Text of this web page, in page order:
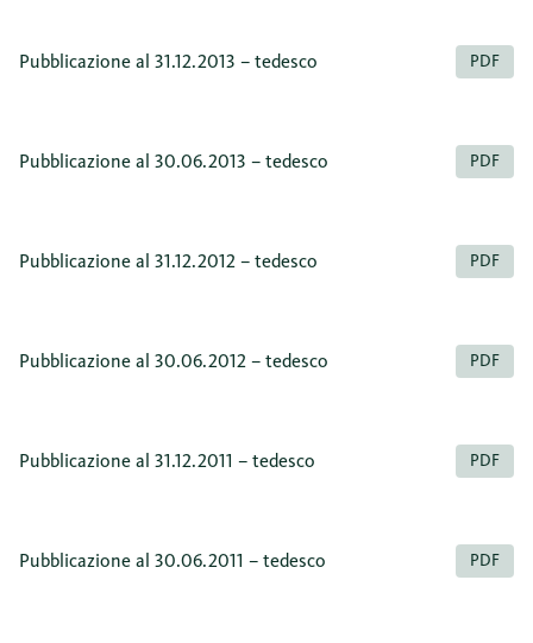
Pubblicazione al 31.12.2013 – tedesco PDF
Pubblicazione al 30.06.2013 – tedesco PDF
Pubblicazione al 31.12.2012 – tedesco PDF
Pubblicazione al 30.06.2012 – tedesco PDF
Pubblicazione al 31.12.2011 – tedesco PDF
Pubblicazione al 30.06.2011 – tedesco PDF